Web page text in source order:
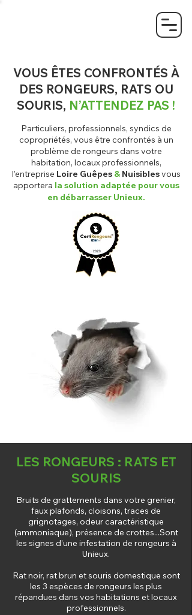
VOUS ÊTES CONFRONTÉS À
DES RONGEURS, RATS OU
SOURIS, N’ATTENDEZ PAS !
Particuliers, professionnels, syndics de
copropriétés, vous être confrontés à un
problème de rongeurs dans votre
habitation, locaux professionnels,
l’entreprise Loire Guêpes &Nuisiblesvous
apportera la solution adaptée pour vous
en débarrasserUnieux.
LES RONGEURS : RATS ET
SOURIS
Bruits de grattements dans votre grenier,
faux plafonds, cloisons, traces de
grignotages, odeur caractéristique
(ammoniaque), présence de crottes...Sont
les signes d’une infestation de rongeurs à
Unieux.
Rat noir, rat brun et souris domestique sont
les 3 espèces de rongeurs les plus
répandues dans vos habitations et locaux
professionnels.